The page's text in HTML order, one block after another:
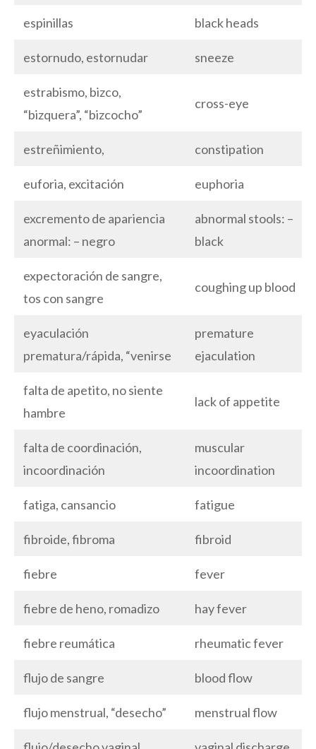
espinillas black heads
estornudo, estornudar sneeze
estrabismo, bizco,
“bizquera”, “bizcocho”
cross-eye
estreñimiento, constipation
euforia, excitación euphoria
excremento de apariencia
anormal: – negro
abnormal stools: –
black
expectoración de sangre,
tos con sangre
coughing up blood
eyaculación
prematura/rápida, “venirse
premature
ejaculation
falta de apetito, no siente
hambre
lack of appetite
falta de coordinación,
incoordinación
muscular
incoordination
fatiga, cansancio fatigue
fibroide, fibroma fibroid
fiebre fever
fiebre de heno, romadizo hay fever
fiebre reumática rheumatic fever
flujo de sangre blood flow
flujo menstrual, “desecho” menstrual flow